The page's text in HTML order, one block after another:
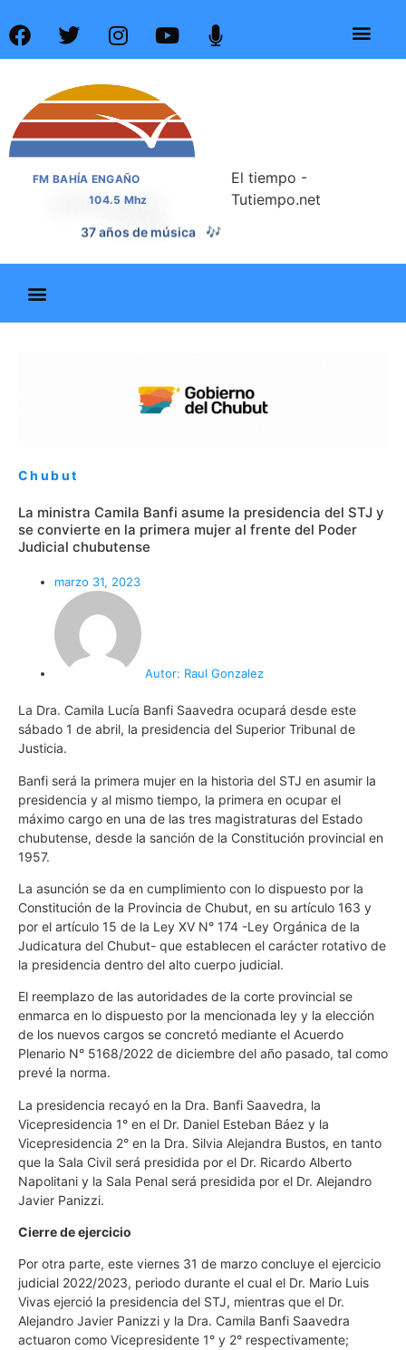
FM BAHÍA ENGAÑO
104.5 Mhz
37 años de noticias 📰
El tiempo -
Tutiempo.net
Chubut
La ministra Camila Banfi asume la presidencia del STJ y
se convierte en la primera mujer al frente del Poder
Judicial chubutense
marzo 31, 2023
Autor: Raul Gonzalez
La Dra. Camila Lucía Banfi Saavedra ocupará desde este
sábado 1 de abril, la presidencia del Superior Tribunal de
Justicia.
Banfi será la primera mujer en la historia del STJ en asumir la
presidencia y al mismo tiempo, la primera en ocupar el
máximo cargo en una de las tres magistraturas del Estado
chubutense, desde la sanción de la Constitución provincial en
1957.
La asunción se da en cumplimiento con lo dispuesto por la
Constitución de la Provincia de Chubut, en su artículo 163 y
por el artículo 15 de la Ley XV N° 174 -Ley Orgánica de la
Judicatura del Chubut- que establecen el carácter rotativo de
la presidencia dentro del alto cuerpo judicial.
El reemplazo de las autoridades de la corte provincial se
enmarca en lo dispuesto por la mencionada ley y la elección
de los nuevos cargos se concretó mediante el Acuerdo
Plenario N° 5168/2022 de diciembre del año pasado, tal como
prevé la norma.
La presidencia recayó en la Dra. Banfi Saavedra, la
Vicepresidencia 1° en el Dr. Daniel Esteban Báez y la
Vicepresidencia 2° en la Dra. Silvia Alejandra Bustos, en tanto
que la Sala Civil será presidida por el Dr. Ricardo Alberto
Napolitani y la Sala Penal será presidida por el Dr. Alejandro
Javier Panizzi.
Cierre de ejercicio
Por otra parte, este viernes 31 de marzo concluye el ejercicio
judicial 2022/2023, periodo durante el cual el Dr. Mario Luis
Vivas ejerció la presidencia del STJ, mientras que el Dr.
Alejandro Javier Panizzi y la Dra. Camila Banfi Saavedra
actuaron como Vicepresidente 1° y 2° respectivamente;